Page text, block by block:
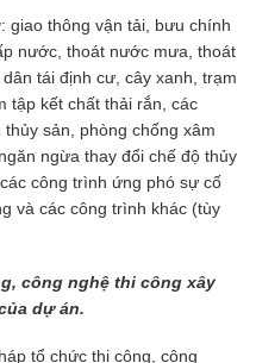
giao thông vận tải, bưu chính
nước, thoát nước mưa, thoát
tái định cư, cây xanh, trạm
tập kết chất thải rắn, các
sản, phòng chống xâm
ngừa thay đổi chế độ thủy
công trình ứng phó sự cố
và các công trình khác (tùy
công nghệ thi công xây
dự án.
tổ chức thi công, công